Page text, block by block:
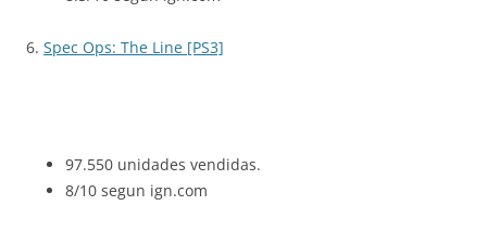
6. Spec Ops: The Line [PS3]
97.550 unidades vendidas.
8/10 segun ign.com